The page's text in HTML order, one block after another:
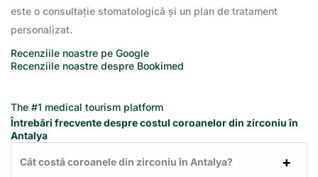
este o consultație stomatologică și un plan de tratament
personalizat.
Recenziile noastre pe Google
Recenziile noastre despre Bookimed
The #1 medical tourism platform
Întrebări frecvente despre costul coroanelor din zirconiu în
Antalya
Cât costă coroanele din zirconiu în Antalya?